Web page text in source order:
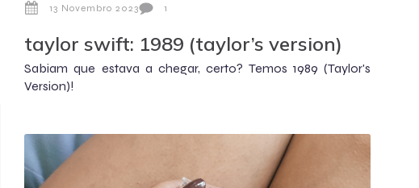
13 Novembro 2023 1
taylor swift: 1989 (taylor’s version)
Sabiam que estava a chegar, certo? Temos 1989 (Taylor's
Version)!